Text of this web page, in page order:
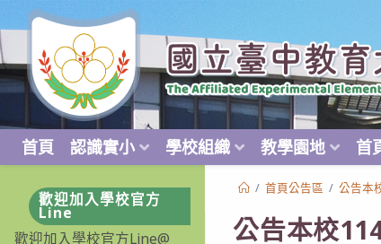
轉
至
主
容
首頁 認識實小 學校組織 教學園地 首
/ 首頁公告區 / 公告本
公告本校
歡迎加入學校官方
Line
歡迎加入學校官方Line@